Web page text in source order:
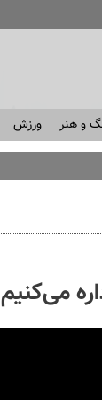
و هنر ورزش
می‌کنیم